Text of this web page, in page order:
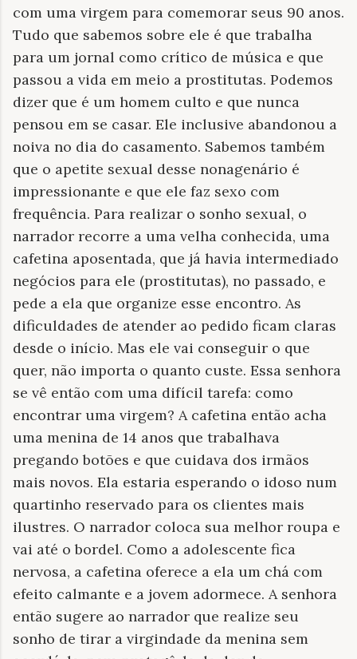
com uma virgem para comemorar seus 90 anos.
Tudo que sabemos sobre ele é que trabalha
para um jornal como crítico de música e que
passou a vida em meio a prostitutas. Podemos
dizer que é um homem culto e que nunca
pensou em se casar. Ele inclusive abandonou a
noiva no dia do casamento. Sabemos também
que o apetite sexual desse nonagenário é
impressionante e que ele faz sexo com
frequência. Para realizar o sonho sexual, o
narrador recorre a uma velha conhecida, uma
cafetina aposentada, que já havia intermediado
negócios para ele (prostitutas), no passado, e
pede a ela que organize esse encontro. As
dificuldades de atender ao pedido ficam claras
desde o início. Mas ele vai conseguir o que
quer, não importa o quanto custe. Essa senhora
se vê então com uma difícil tarefa: como
encontrar uma virgem? A cafetina então acha
uma menina de 14 anos que trabalhava
pregando botões e que cuidava dos irmãos
mais novos. Ela estaria esperando o idoso num
quartinho reservado para os clientes mais
ilustres. O narrador coloca sua melhor roupa e
vai até o bordel. Como a adolescente fica
nervosa, a cafetina oferece a ela um chá com
efeito calmante e a jovem adormece. A senhora
então sugere ao narrador que realize seu
sonho de tirar a virgindade da menina sem